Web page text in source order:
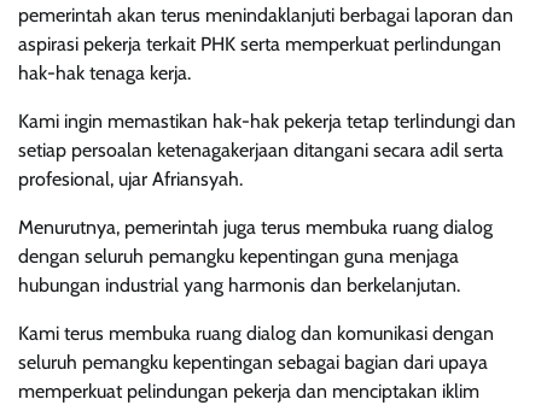
pemerintah akan terus menindaklanjuti berbagai laporan dan
aspirasi pekerja terkait PHK serta memperkuat perlindungan
hak-hak tenaga kerja.
Kami ingin memastikan hak-hak pekerja tetap terlindungi dan
setiap persoalan ketenagakerjaan ditangani secara adil serta
profesional, ujar Afriansyah.
Menurutnya, pemerintah juga terus membuka ruang dialog
dengan seluruh pemangku kepentingan guna menjaga
hubungan industrial yang harmonis dan berkelanjutan.
Kami terus membuka ruang dialog dan komunikasi dengan
seluruh pemangku kepentingan sebagai bagian dari upaya
memperkuat pelindungan pekerja dan menciptakan iklim